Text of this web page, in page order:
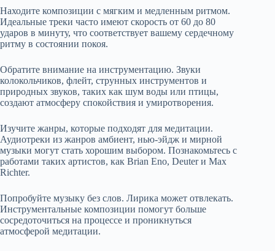
Находите композиции с мягким и медленным ритмом.
Идеальные треки часто имеют скорость от 60 до 80
ударов в минуту, что соответствует вашему сердечному
ритму в состоянии покоя.
Обратите внимание на инструментацию. Звуки
колокольчиков, флейт, струнных инструментов и
природных звуков, таких как шум воды или птицы,
создают атмосферу спокойствия и умиротворения.
Изучите жанры, которые подходят для медитации.
Аудиотреки из жанров амбиент, нью-эйдж и мирной
музыки могут стать хорошим выбором. Познакомьтесь с
работами таких артистов, как Brian Eno, Deuter и Max
Richter.
Попробуйте музыку без слов. Лирика может отвлекать.
Инструментальные композиции помогут больше
сосредоточиться на процессе и проникнуться
атмосферой медитации.